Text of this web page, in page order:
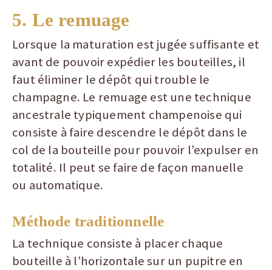
5. Le remuage
Lorsque la maturation est jugée suffisante et
avant de pouvoir expédier les bouteilles, il
faut éliminer le dépôt qui trouble le
champagne. Le remuage est une technique
ancestrale typiquement champenoise qui
consiste à faire descendre le dépôt dans le
col de la bouteille pour pouvoir l’expulser en
totalité. Il peut se faire de façon manuelle
ou automatique.
Méthode traditionnelle
La technique consiste à placer chaque
bouteille à l’horizontale sur un pupitre en